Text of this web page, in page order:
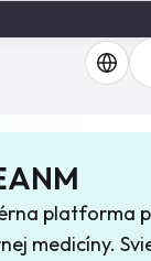
platforma
medicíny.